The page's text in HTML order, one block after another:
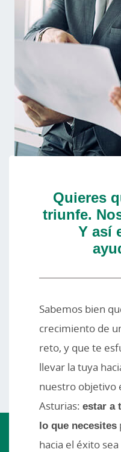
Quieres
triunfe.
Y así
Sabemos bien
crecimiento de
reto, y que te
llevar la tuya
nuestro objetivo
Asturias: estar a
lo que necesites
hacia el éxito